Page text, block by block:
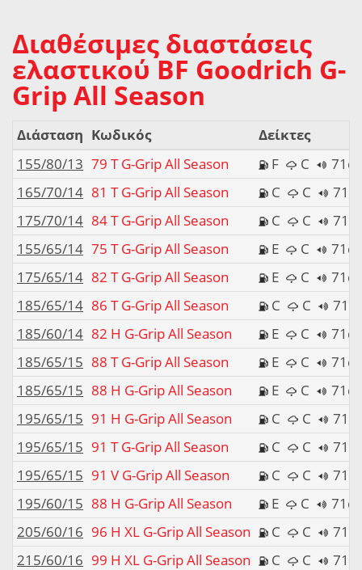
Διαθέσιμες διαστάσεις
ελαστικού BF Goodrich G-
Grip All Season
Διάσταση Κωδικός
Δείκτες
155/80/13 79 T G-Grip All Season F C
165/70/14 81 T G-Grip All Season C C
175/70/14 84 T G-Grip All Season C C
155/65/14 75 T G-Grip All Season E C
175/65/14 82 T G-Grip All Season E C
185/65/14 86 T G-Grip All Season C C
185/60/14 82 H G-Grip All Season E C
185/65/15 88 T G-Grip All Season E C
185/65/15 88 H G-Grip All Season E C
195/65/15 91 H G-Grip All Season C C
195/65/15 91 T G-Grip All Season C C
195/65/15 91 V G-Grip All Season C C
195/60/15 88 H G-Grip All Season E C
205/60/16 96 H XL G-Grip All Season C C
215/60/16 99 H XL G-Grip All Season C C